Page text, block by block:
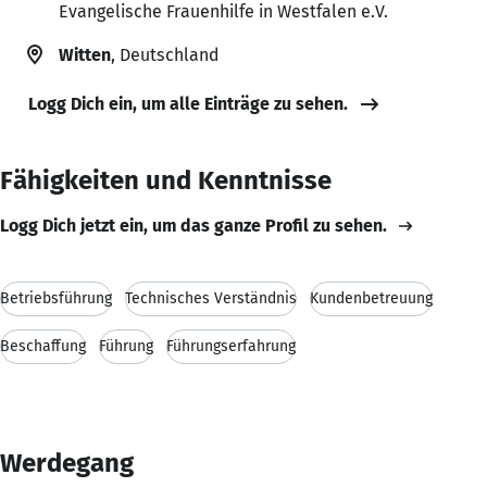
Evangelische Frauenhilfe in Westfalen e.V.
Witten, Deutschland
Logg Dich ein, um alle Einträge zu sehen.
Fähigkeiten und Kenntnisse
Logg Dich jetzt ein, um das ganze Profil zu sehen.
Betriebsführung Technisches Verständnis Kundenbetreuung
Beschaffung Führung Führungserfahrung
Werdegang